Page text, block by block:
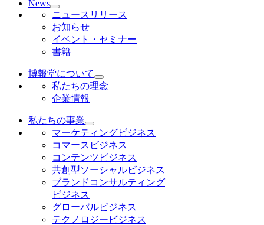
News
ニュースリリース
お知らせ
イベント・セミナー
書籍
博報堂について
私たちの理念
企業情報
私たちの事業
マーケティングビジネス
コマースビジネス
コンテンツビジネス
共創型ソーシャルビジネス
ブランドコンサルティング
ビジネス
グローバルビジネス
テクノロジービジネス